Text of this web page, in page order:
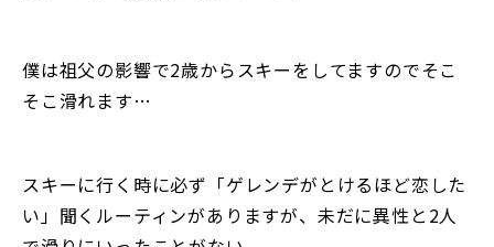
僕は祖父の影響で2歳からスキーをしてますのでそこ
そこ滑れます…
スキーに行く時に必ず「ゲレンデがとけるほど恋した
い」聞くルーティンがありますが、未だに異性と2人